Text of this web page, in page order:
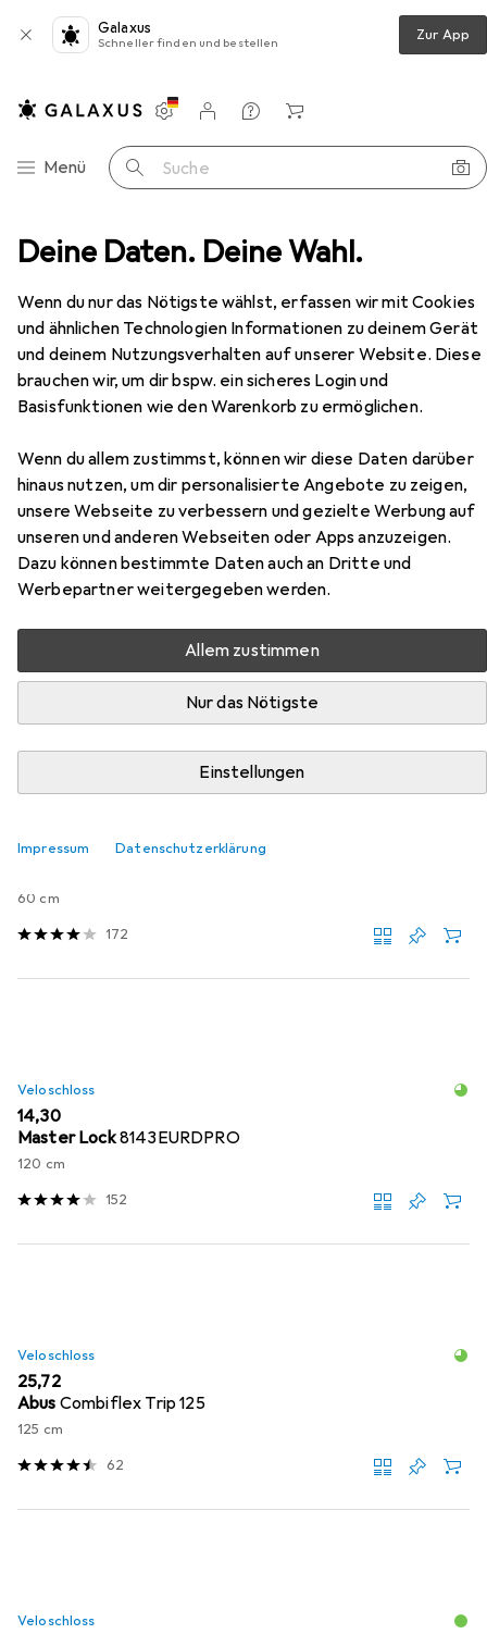
Deine Daten. Deine Wahl.
Wenn du nur das Nötigste wählst, erfassen wir mit Cookies
und ähnlichen Technologien Informationen zu deinem Gerät
und deinem Nutzungsverhalten auf unserer Website. Diese
brauchen wir, um dir bspw. ein sicheres Login und
Basisfunktionen wie den Warenkorb zu ermöglichen.
Wenn du allem zustimmst, können wir diese Daten darüber
hinaus nutzen, um dir personalisierte Angebote zu zeigen,
unsere Webseite zu verbessern und gezielte Werbung auf
unseren und anderen Webseiten oder Apps anzuzeigen.
Dazu können bestimmte Daten auch an Dritte und
Werbepartner weitergegeben werden.
Allem zustimmen
Nur das Nötigste
Einstellungen
Impressum Datenschutzerklärung
Galaxus
Schneller finden und bestellen Zur App
Navigation nach Kategorien
Menü Suche
Einstellungen
Kundenkonto
Vergleichslisten
Merklisten
Warenkorb
+ Rollsport Scooters Scooter Muuwmi Stb
EUR
69,92
MuuwmiStb
Zubehör für Muuwmi Stb
Stb aus der Kategorie Veloschloss.
Relevanz
Produktliste
EUR
17,48
60 cm
172
Veloschloss
EUR
14,30
Master Lock8143EURDPRO
120 cm
152
Veloschloss
EUR
25,72
Abus Combiflex Trip 125
125 cm
62
Veloschloss